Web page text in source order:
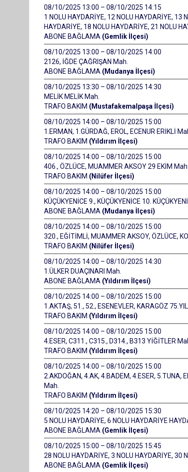
08/10/2025 13:00 – 08/10/2025 14:15
1 NOLU HAYDARİYE, 12 NOLU HAYDARİYE, 13
HAYDARİYE, 18 NOLU HAYDARİYE, 21 NOLU
ABONE BAĞLAMA (Gemlik İlçesi)
08/10/2025 13:00 – 08/10/2025 14:00
2126, İĞDE ÇAĞRIŞAN Mah.
ABONE BAĞLAMA (Mudanya İlçesi)
08/10/2025 13:30 – 08/10/2025 14:30
MELİK MELİK Mah.
TRAFO BAKIM (Mustafakemalpaşa İlçesi)
08/10/2025 14:00 – 08/10/2025 15:00
1.ERMAN, 1.GÜRDAĞ, EROL, ECENUR ERİKLİ
TRAFO BAKIM (Yıldırım İlçesi)
08/10/2025 14:00 – 08/10/2025 15:00
406., ÖZLÜCE, MUAMMER AKSOY 29 EKİM Mah.
TRAFO BAKIM (Nilüfer İlçesi)
08/10/2025 14:00 – 08/10/2025 15:00
KÜÇÜKYENİCE 9., KÜÇÜKYENİCE 10.
ABONE BAĞLAMA (Mudanya İlçesi)
08/10/2025 14:00 – 08/10/2025 15:00
320., EĞİTİMLİ, MUAMMER AKSOY, ÖZLÜCE,
TRAFO BAKIM (Nilüfer İlçesi)
08/10/2025 14:00 – 08/10/2025 14:30
1.ÜLKER DUAÇINARI Mah.
ABONE BAĞLAMA (Yıldırım İlçesi)
08/10/2025 14:00 – 08/10/2025 15:00
1.AKTAŞ, 51., 52., ESENEVLER, KARAGÖZ
TRAFO BAKIM (Yıldırım İlçesi)
08/10/2025 14:00 – 08/10/2025 15:00
4.ESER, C311., C315., D314., B313 YİĞİTLER
TRAFO BAKIM (Yıldırım İlçesi)
08/10/2025 14:00 – 08/10/2025 15:00
2.AKDOĞAN, 4.AK, 4.BADEM, 4.ESER, 5.TUNA,
Mah.
TRAFO BAKIM (Yıldırım İlçesi)
08/10/2025 14:20 – 08/10/2025 15:30
5 NOLU HAYDARİYE, 6 NOLU HAYDARİYE
ABONE BAĞLAMA (Gemlik İlçesi)
08/10/2025 15:00 – 08/10/2025 15:45
28 NOLU HAYDARİYE, 3 NOLU HAYDARİYE, 30
ABONE BAĞLAMA (Gemlik İlçesi)